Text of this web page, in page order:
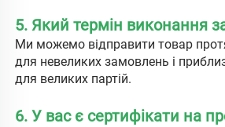
5. Який термін виконання
Ми можемо відправити товар
для невеликих замовлень і
для великих партій.
6. У вас є сертифікати на